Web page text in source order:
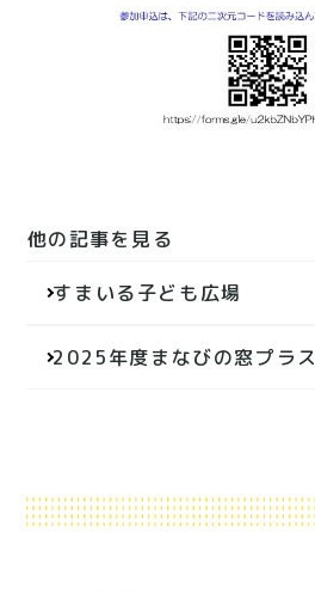
他の記事を見る
ョ
すまいる子ども広場
2025年度まなびの窓プラス